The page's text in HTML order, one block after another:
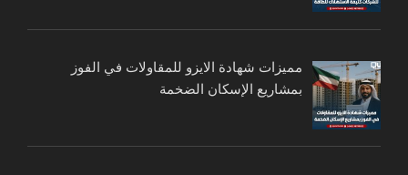
مميزات شهادة الايزو للمقاولات في الفوز
بمشاريع الإسكان الضخمة